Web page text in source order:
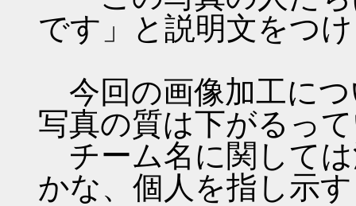
です」と説明文をつ
今回の画像加工に
写真の質は下がるっ
チーム名に関して
かな、個人を指し示